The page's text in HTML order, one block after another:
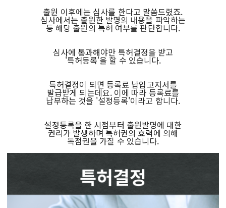
출원 이후에는 심사를 한다고 말씀드렸죠.
심사에서는 출원한 발명의 내용을 파악하는
등 해당 출원의 특허 여부를 판단합니다.
심사에 통과해야만 특허결정을 받고
'특허등록'을 할 수 있습니다.
특허결정이 되면 등록료 납입고지서를
발급받게 되는데요. 이에 따라 등록료를
납부하는 것을 '설정등록'이라고 합니다.
설정등록을 한 시점부터 출원발명에 대한
권리가 발생하며 특허권의 효력에 의해
독점권을 가질 수 있습니다.